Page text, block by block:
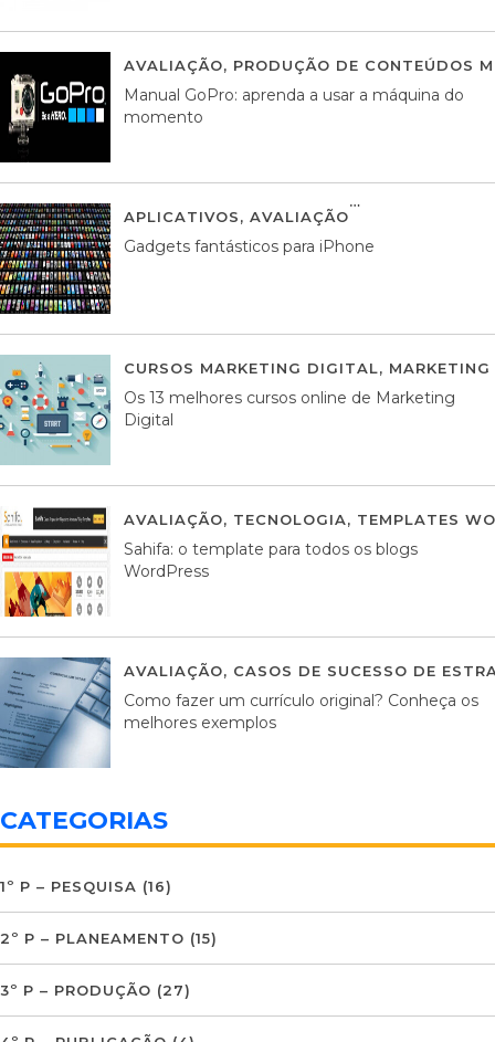
AVALIAÇÃO, PRODUÇÃO DE CONTEÚDOS
Manual GoPro: aprenda a usar a máquina do
momento
APLICATIVOS, AVALIAÇÃO
Gadgets fantásticos para iPhone
CURSOS MARKETING DIGITAL,
Os 13 melhores cursos online de Marketing
Digital
AVALIAÇÃO, TECNOLOGIA, TEMPLATES
Sahifa: o template para todos os blogs
WordPress
AVALIAÇÃO, CASOS DE SUCESSO DE
Como fazer um currículo original? Conheça os
melhores exemplos
CATEGORIAS
1º P – PESQUISA (16)
2º P – PLANEAMENTO (15)
3º P – PRODUÇÃO (27)